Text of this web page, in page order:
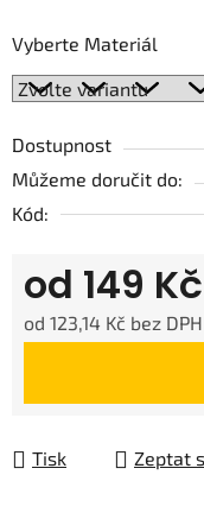
Vyberte Materiál
Dostupnost
Můžeme doručit do:
Kód:
od 149 Kč
od 123,14 Kč bez DPH
Tisk Zeptat